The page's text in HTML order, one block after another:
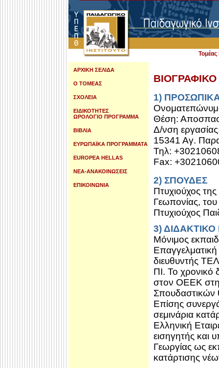
ΑΡΧΙΚΗ ΣΕΛΙΔΑ
Ο ΤΟΜΕΑΣ
ΣΧΟΛΕΙΑ
ΕΙΔΙΚΟΤΗΤΕΣ
ΩΡΟΛΟΓΙΟ ΠΡΟΓΡΑΜΜΑ
ΒΙΒΛΙΑ
ΕΥΡΩΠΑΪΚΑ ΠΡΟΓΡΑΜΜΑΤΑ
EUROPEA HELLAS
ΝΕΑ-ΑΝΑΚΟΙΝΩΣΕΙΣ
ΕΠΙΚΟΙΝΩΝΙΑ
1)
Θέση:
Δ/νση
15341 Αγ.
Τηλ:
Fax:
2) ΣΠΟΥΔΕΣ
Πτυχιούχος
Γεωπονίας,
Πτυχιούχος
3)
Μόνιμος
διευθυντής
ΠΙ. Το
στον ΟΕΕΚ στη
Σπουδαστικών
Επίσης
σεμινάρια
Ελληνική
εισηγητής και
Γεωργίας ως
κατάρτισης